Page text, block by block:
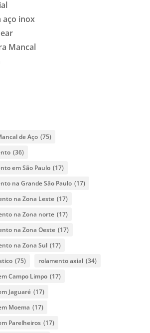
aço inox
Mancal
de Aço (75)
(36)
em São Paulo (17)
na Grande São Paulo (17)
na Zona Leste (17)
na Zona norte (17)
na Zona Oeste (17)
na Zona Sul (17)
(75) rolamento axial (34)
Campo Limpo (17)
Jaguaré (17)
Moema (17)
Parelheiros (17)